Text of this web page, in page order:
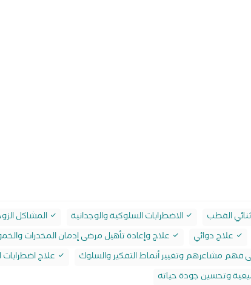
القطب الاضطرابات السلوكية والوجدانية
المشاكل
علاج دوائي
علاج وإعادة تأهيل مرضى إدمان المخدرات
فهم مشاعرهم وتغيير أنماط التفكير والسلوك
علاج اضطرابات
وتحسين جودة حياته